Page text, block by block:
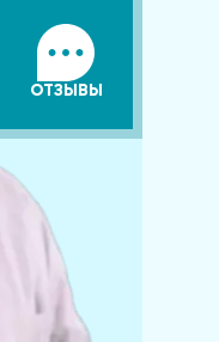
ОТЗЫВЫ